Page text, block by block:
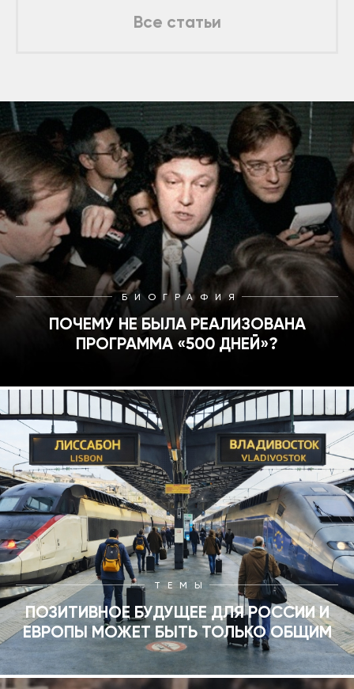
Все статьи
БИОГРАФИЯ
ПОЧЕМУ НЕ БЫЛА РЕАЛИЗОВАНА
ПРОГРАММА «500 ДНЕЙ»?
ТЕМЫ
ПОЗИТИВНОЕ БУДУЩЕЕ ДЛЯ РОССИИ И
ЕВРОПЫ МОЖЕТ БЫТЬ ТОЛЬКО ОБЩИМ